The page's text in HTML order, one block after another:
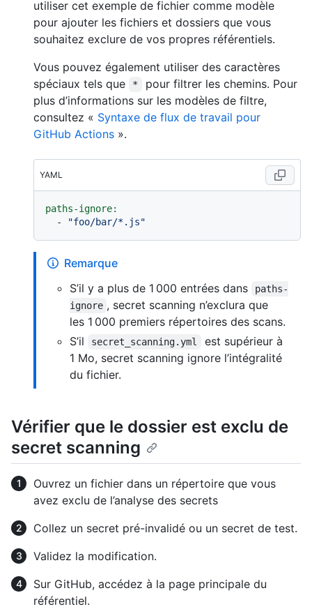
utiliser cet exemple de fichier comme modèle
pour ajouter les fichiers et dossiers que vous
souhaitez exclure de vos propres référentiels.
Vous pouvez également utiliser des caractères
spéciaux tels que
*
pour filtrer les chemins. Pour
plus d’informations sur les modèles de filtre,
consultez « Syntaxe de flux de travail pour
GitHub Actions ».
YAML
paths-ignore:
-
"foo/bar/*.js"
Remarque
S’il y a plus de 1 000 entrées dans
paths-
ignore , secret scanning n’exclura que
les 1 000 premiers répertoires des scans.
S’il
secret_scanning.yml
est supérieur à
1 Mo, secret scanning ignore l’intégralité
du fichier.
Vérifier que le dossier est exclu de
secret scanning
Ouvrez un fichier dans un répertoire que vous
avez exclu de l’analyse des secrets
Collez un secret pré-invalidé ou un secret de test.
Validez la modification.
Sur GitHub, accédez à la page principale du
référentiel.